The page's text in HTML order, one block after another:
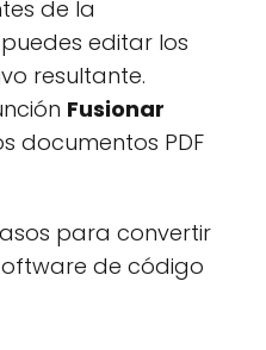
de la
editar los
resultante.
Fusionar
documentos PDF
para convertir
de código